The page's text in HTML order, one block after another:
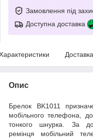
Замовлення під
Доступна доставка
Доставка
Опис
Брелок BK1011
мобільного телефона,
тонкого шнурка. За
ремінця мобільний